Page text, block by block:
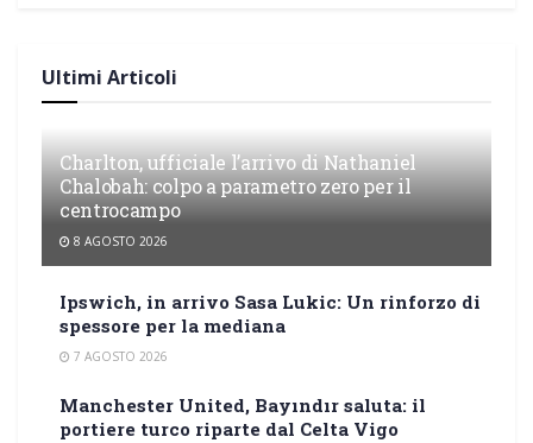
Ultimi Articoli
Charlton, ufficiale l’arrivo di Nathaniel
Chalobah: colpo a parametro zero per il
centrocampo
8 AGOSTO 2026
Ipswich, in arrivo Sasa Lukic: Un rinforzo di
spessore per la mediana
7 AGOSTO 2026
Manchester United, Bayındır saluta: il
portiere turco riparte dal Celta Vigo